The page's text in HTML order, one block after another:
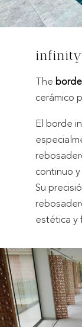
infinity
The
cerámico
El borde
continuo
Su
estética y